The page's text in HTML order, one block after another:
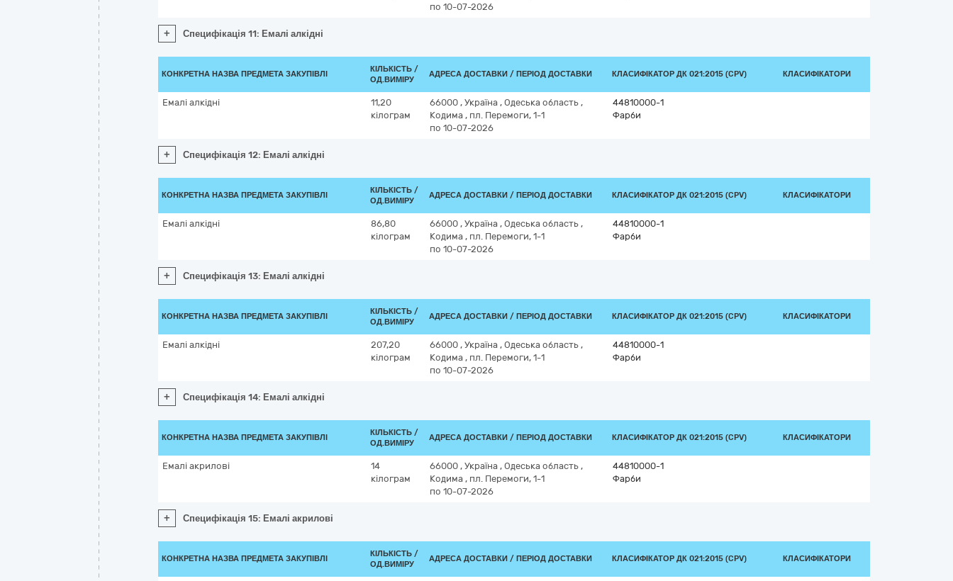
по 10-07-2026
+ Специфікація 11: Емалі алкідні
КОНКРЕТНА НАЗВА ПРЕДМЕТА ЗАКУПІВЛІ
КІЛЬКІСТЬ /
ОД.ВИМІРУ
АДРЕСА ДОСТАВКИ / ПЕРІОД ДОСТАВКИ КЛАСИФІКАТОР ДК 021:2015 (CPV) КЛАСИФІКАТОРИ
Емалі алкідні
11,20
кілограм
66000 , Україна , Одеська область ,
Кодима , пл. Перемоги, 1-1
по 10-07-2026
44810000-1
Фарби
+ Специфікація 12: Емалі алкідні
КОНКРЕТНА НАЗВА ПРЕДМЕТА ЗАКУПІВЛІ
КІЛЬКІСТЬ /
ОД.ВИМІРУ
АДРЕСА ДОСТАВКИ / ПЕРІОД ДОСТАВКИ КЛАСИФІКАТОР ДК 021:2015 (CPV) КЛАСИФІКАТОРИ
Емалі алкідні
86,80
кілограм
66000 , Україна , Одеська область ,
Кодима , пл. Перемоги, 1-1
по 10-07-2026
44810000-1
Фарби
+ Специфікація 13: Емалі алкідні
КОНКРЕТНА НАЗВА ПРЕДМЕТА ЗАКУПІВЛІ
КІЛЬКІСТЬ /
ОД.ВИМІРУ
АДРЕСА ДОСТАВКИ / ПЕРІОД ДОСТАВКИ КЛАСИФІКАТОР ДК 021:2015 (CPV) КЛАСИФІКАТОРИ
Емалі алкідні
207,20
кілограм
66000 , Україна , Одеська область ,
Кодима , пл. Перемоги, 1-1
по 10-07-2026
44810000-1
Фарби
+ Специфікація 14: Емалі алкідні
КОНКРЕТНА НАЗВА ПРЕДМЕТА ЗАКУПІВЛІ
КІЛЬКІСТЬ /
ОД.ВИМІРУ
АДРЕСА ДОСТАВКИ / ПЕРІОД ДОСТАВКИ КЛАСИФІКАТОР ДК 021:2015 (CPV) КЛАСИФІКАТОРИ
Емалі акрилові
14
кілограм
66000 , Україна , Одеська область ,
Кодима , пл. Перемоги, 1-1
по 10-07-2026
44810000-1
Фарби
+ Специфікація 15: Емалі акрилові
КОНКРЕТНА НАЗВА ПРЕДМЕТА ЗАКУПІВЛІ
КІЛЬКІСТЬ /
ОД.ВИМІРУ
АДРЕСА ДОСТАВКИ / ПЕРІОД ДОСТАВКИ КЛАСИФІКАТОР ДК 021:2015 (CPV) КЛАСИФІКАТОРИ